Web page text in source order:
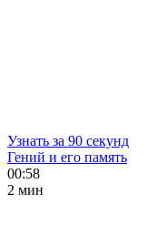
Узнать за 90 секунд
Гений и его память
00:58
2 мин